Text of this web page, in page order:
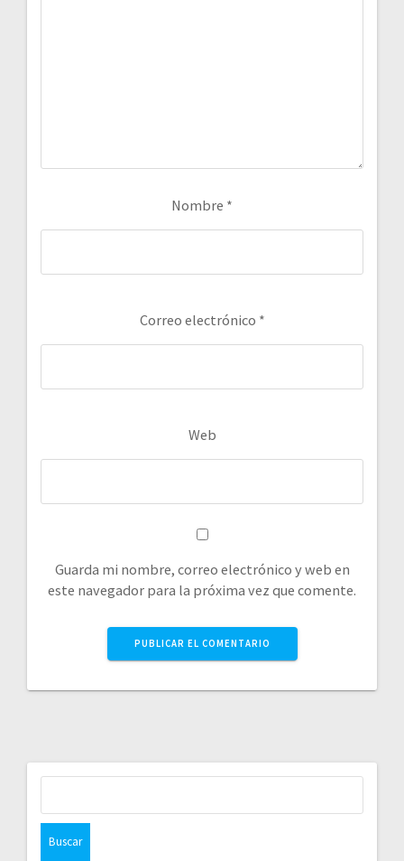
Nombre *
Correo electrónico *
Web
Guarda mi nombre, correo electrónico y web en
este navegador para la próxima vez que comente.